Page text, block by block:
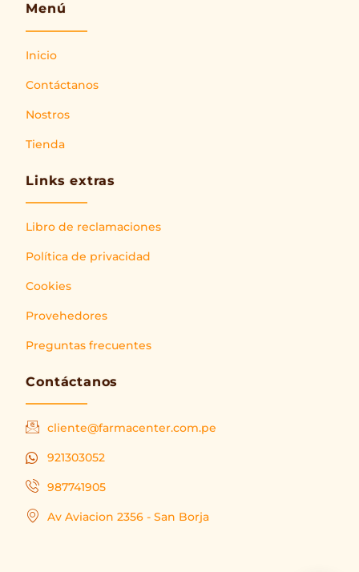
Menú
Inicio
Contáctanos
Nostros
Tienda
Links extras
Libro de reclamaciones
Política de privacidad
Cookies
Provehedores
Preguntas frecuentes
Contáctanos
cliente@farmacenter.com.pe
921303052
987741905
Av Aviacion 2356 - San Borja